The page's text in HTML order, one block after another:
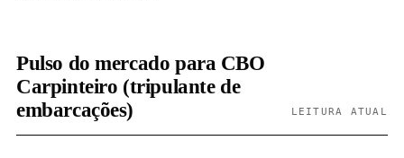
Pulso do mercado para CBO
Carpinteiro (tripulante de
embarcações)
LEITURA ATUAL